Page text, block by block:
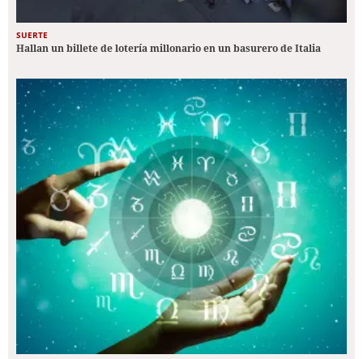
SUERTE
Hallan un billete de lotería millonario en un basurero de Italia